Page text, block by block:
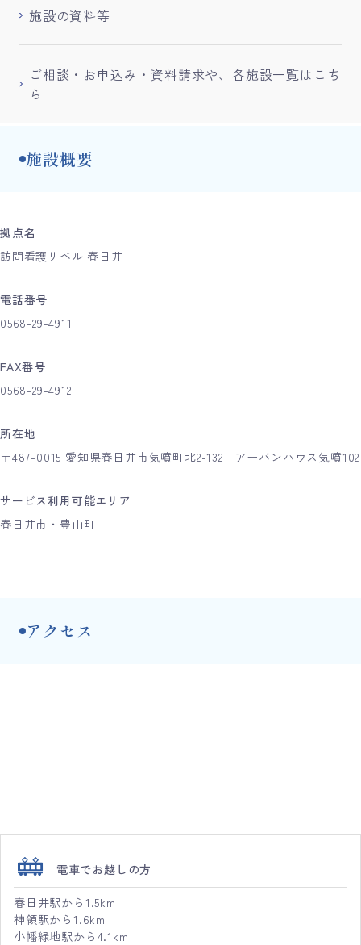
施設の資料等
ご相談・お申込み・資料請求や、各施設一覧はこち
ら
施設概要
拠点名
訪問看護リベル 春日井
電話番号
0568-29-4911
FAX番号
0568-29-4912
所在地
〒487-0015 愛知県春日井市気噴町北2-132 アーバンハウス気噴102
サービス利用可能エリア
春日井市・豊山町
アクセス
電車でお越しの方
春日井駅から1.5km
神領駅から1.6km
小幡緑地駅から4.1km